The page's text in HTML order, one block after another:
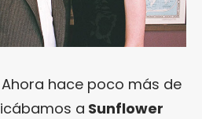
Ahora hace poco más de
a Sunflower